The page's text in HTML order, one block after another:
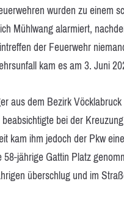
wurden zu einem
Mühlwang alarmiert,
der Feuerwehr
kam es am 3. Juni
aus dem Bezirk
bei der
kam ihm jedoch der Pkw
jährige Gattin Platz
überschlug und im